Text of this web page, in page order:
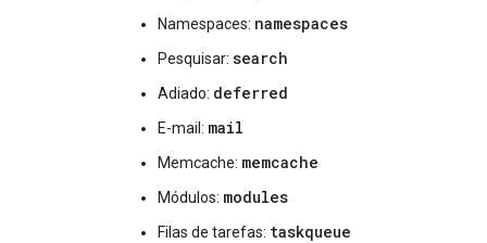
Namespaces: namespaces
Pesquisar: search
Adiado: deferred
E-mail: mail
Memcache: memcache
Módulos: modules
Filas de tarefas: taskqueue